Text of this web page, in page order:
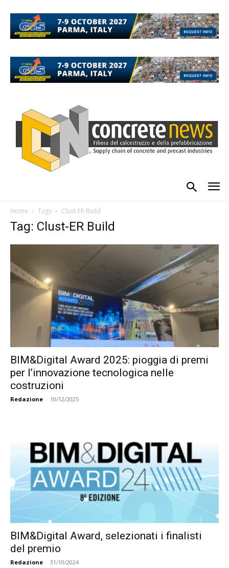
Home Tags Clust-ER Build
Tag: Clust-ER Build
BIM&Digital Award 2025: pioggia di premi
per l’innovazione tecnologica nelle
costruzioni
Redazione - 10/12/2025
BIM&Digital Award, selezionati i finalisti
del premio
Redazione - 31/10/2024